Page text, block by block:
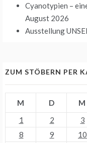
Cyanotypien –
August 2026
Ausstellung
ZUM STÖBERN PER
M D M
1
2 3
8
9 10